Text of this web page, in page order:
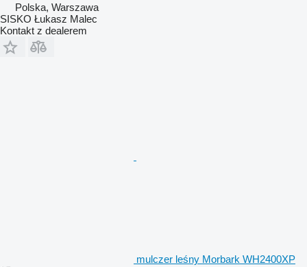
Polska, Warszawa
SISKO Łukasz Malec
Kontakt z dealerem
mulczer leśny Morbark WH2400XP